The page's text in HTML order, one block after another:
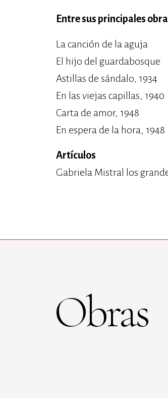
Entre sus principales
La canción de la aguja
El hijo del guardabosque
Astillas de sándalo, 1934
En las viejas capillas, 1940
Carta de amor, 1948
En espera de la hora, 1948
Artículos
Gabriela Mistral los
Obras